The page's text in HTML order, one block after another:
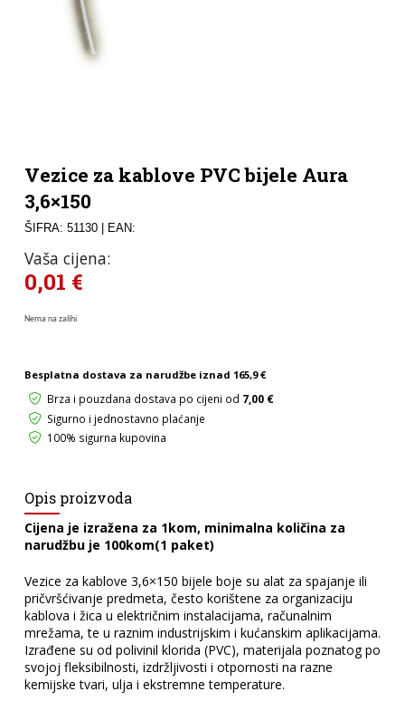
Vezice za kablove PVC bijele Aura
3,6×150
ŠIFRA: 51130| EAN:
Vaša cijena:
0,01 €
Nema na zalihi
Besplatna dostava za narudžbe iznad 165,9 €
Brza i pouzdana dostava po cijeni od 7,00 €
Sigurno i jednostavno plaćanje
100% sigurna kupovina
Opis proizvoda
Cijena je izražena za 1kom, minimalna količina za
narudžbu je 100kom(1 paket)
Vezice za kablove 3,6×150 bijele boje su alat za spajanje ili
pričvršćivanje predmeta, često korištene za organizaciju
kablova i žica u električnim instalacijama, računalnim
mrežama, te u raznim industrijskim i kućanskim aplikacijama.
Izrađene su od polivinil klorida (PVC), materijala poznatog po
svojoj fleksibilnosti, izdržljivosti i otpornosti na razne
kemijske tvari, ulja i ekstremne temperature.